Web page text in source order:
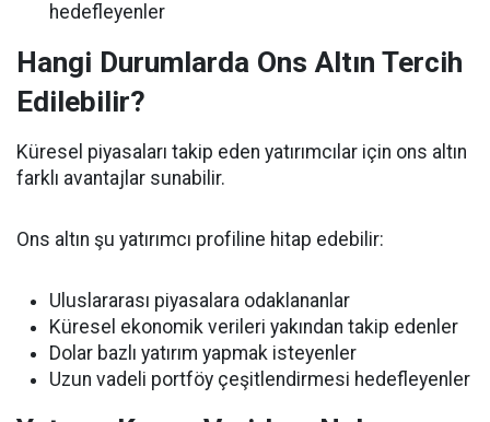
hedefleyenler
Hangi Durumlarda Ons Altın Tercih
Edilebilir?
Küresel piyasaları takip eden yatırımcılar için ons altın
farklı avantajlar sunabilir.
Ons altın şu yatırımcı profiline hitap edebilir:
Uluslararası piyasalara odaklananlar
Küresel ekonomik verileri yakından takip edenler
Dolar bazlı yatırım yapmak isteyenler
Uzun vadeli portföy çeşitlendirmesi hedefleyenler